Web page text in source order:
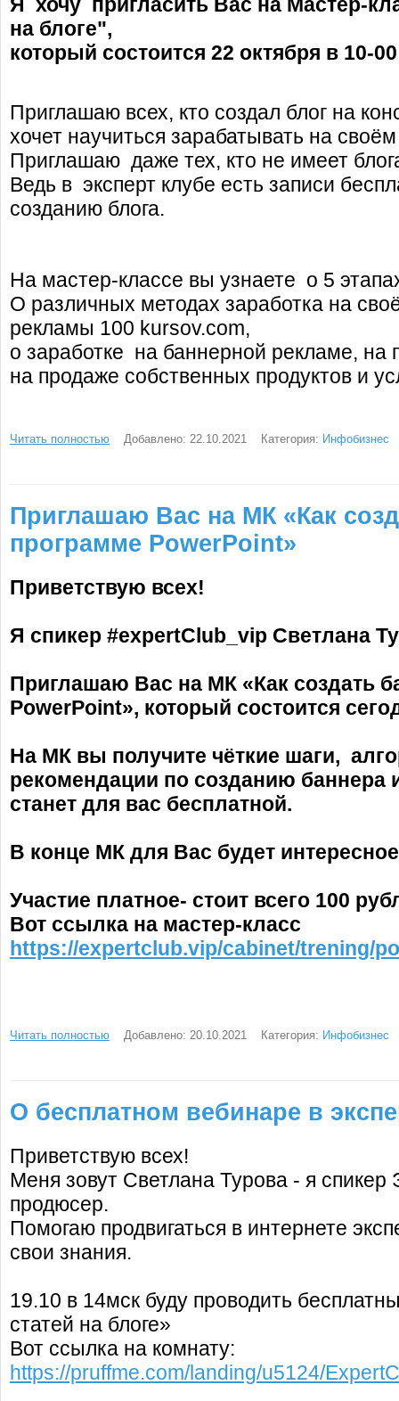
на блоге",
который состоится 22 октября в 10-
Приглашаю всех, кто создал блог на
хочет научиться зарабатывать на своём
Приглашаю даже тех, кто не имеет
Ведь в эксперт клубе есть записи
созданию блога.
На мастер-классе вы узнаете о 5
О различных методах заработка на
рекламы 100 kursov.com,
о заработке на баннерной рекламе, на
на продаже собственных продуктов и
Читать полностью Добавлено: 22.10.2021 Категория: Инфобизнес
Приглашаю Вас на МК «Как
программе PowerPoint»
Приветствую всех!
Я спикер #expertClub_vip Светлана
Приглашаю Вас на МК «Как создать
PowerPoint», который состоится
На МК вы получите чёткие шаги,
рекомендации по созданию баннера
станет для вас бесплатной.
В конце МК для Вас будет
Участие платное- стоит всего 100
Вот ссылка на мастер-класс
https://expertclub.vip/cabinet/trening/
Читать полностью Добавлено: 20.10.2021 Категория: Инфобизнес
О бесплатном вебинаре в
Приветствую всех!
Меня зовут Светлана Турова - я спикер
продюсер.
Помогаю продвигаться в интернете
свои знания.
19.10 в 14мск буду проводить
статей на блоге»
Вот ссылка на комнату:
https://pruffme.com/landing/u5124/